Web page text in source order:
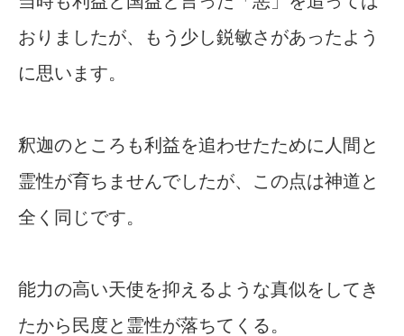
おりましたが、もう少し鋭敏さがあったよう
に思います。
釈迦のところも利益を追わせたために人間と
霊性が育ちませんでしたが、この点は神道と
全く同じです。
能力の高い天使を抑えるような真似をしてき
たから民度と霊性が落ちてくる。